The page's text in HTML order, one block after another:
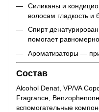
Силиканы и
волосам гладкость и
Спирт
помогает
Ароматизаторы —
Состав
Alcohol Denat, VP/VA
Fragrance,
вспомогательные